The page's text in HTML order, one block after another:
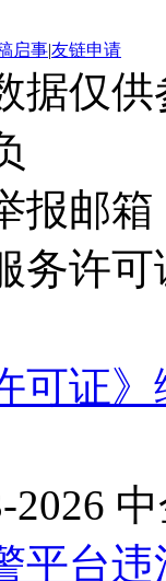
启事|友链申请
据仅
报邮箱
许可
可证
平台违